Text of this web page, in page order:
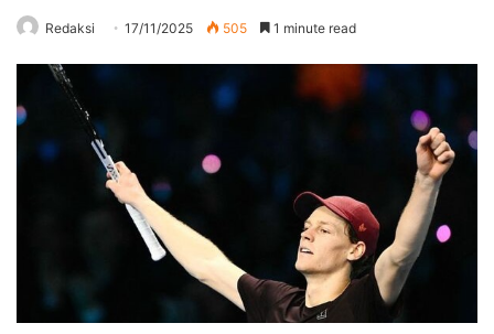
Redaksi 17/11/2025 505 1 minute read